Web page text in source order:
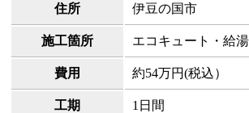
住所 伊豆の国市
施工箇所 エコキュート・給
費用 約54万円(税込）
工期 1日間